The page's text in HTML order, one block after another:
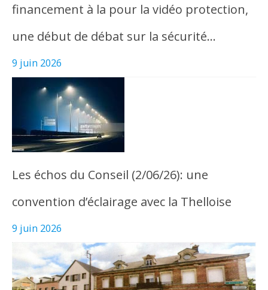
financement à la pour la vidéo protection,
une début de débat sur la sécurité…
9 juin 2026
Les échos du Conseil (2/06/26): une
convention d’éclairage avec la Thelloise
9 juin 2026